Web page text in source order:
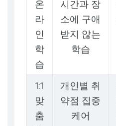
온
라
인
학
습
시간과 장
소에 구애
받지 않는
학습
1:1
맞
춤
개인별 취
약점 집중
케어